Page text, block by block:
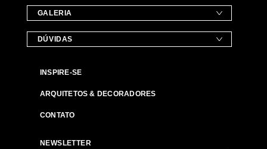
GALERIA
DÚVIDAS
INSPIRE-SE
ARQUITETOS & DECORADORES
CONTATO
NEWSLETTER